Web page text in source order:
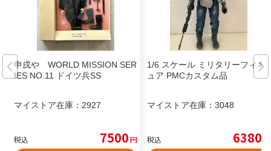
申戌や WORLD MISSION SER
IES NO.11 ドイツ兵SS
マイストア在庫： 2927
税込 7500円
1/6 スケール ミリタリーフィギ
ュア PMCカスタム品
マイストア在庫： 3048
税込 6380